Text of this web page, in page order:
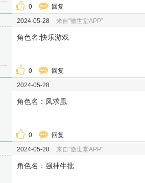
0 回复
2024-05-28 来自"傲世堂APP"
角色名:快乐游戏
0 回复
2024-05-28
角色名：凤求凰
0 回复
2024-05-28 来自"傲世堂APP"
角色名：强神牛批